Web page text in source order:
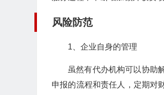
风险防范
1、企业自身的管理
虽然有代办机构可以协助
申报的流程和责任人，定期对